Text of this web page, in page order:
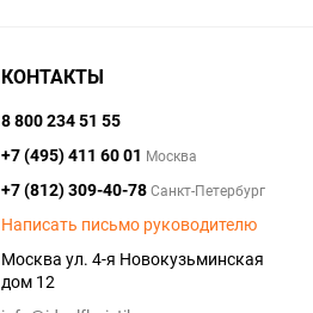
КОНТАКТЫ
8 800 234 51 55
+7 (495) 411 60 01 Москва
+7 (812) 309-40-78Санкт-Петербург
Написать письмо руководителю
Москва ул. 4-я Новокузьминская
дом 12